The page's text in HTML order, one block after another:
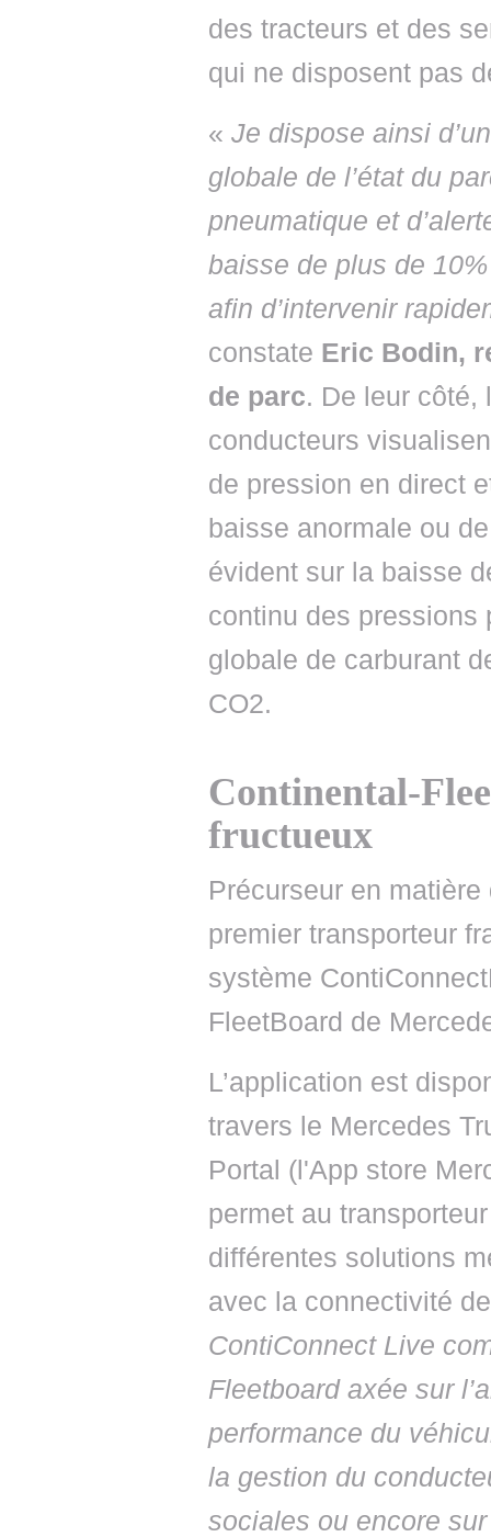
des tracteurs et des
qui ne disposent pas
« Je dispose ainsi
globale de l’état du
pneumatique et
baisse de plus de
afin d’intervenir
constate Eric Bodin,
de parc. De leur côté,
conducteurs
de pression en direct
baisse anormale ou
évident sur la baisse
continu des pressions
globale de carburant
CO2.
Continental-
fructueux
Précurseur en
premier transporteur
système
FleetBoard de
L’application est
travers le Mercedes
Portal (l'App store
permet au transporteur
différentes solutions
avec la connectivité
ContiConnect Live
Fleetboard axée sur
performance du
la gestion du
sociales ou encore